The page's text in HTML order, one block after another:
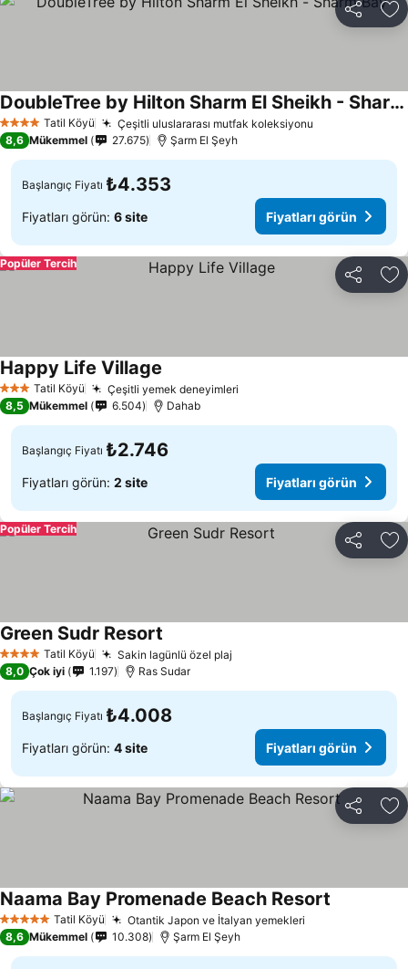
Paylaş
4 Yıldız Tatil Köyü Çeşitli uluslararası mutfak koleksiyonu
DoubleTree by Hilton Sharm El Sheikh - Sharm Bay
8,6 Mükemmel 27.675 Şarm El Şeyh
Başlangıç Fiyatı ₺4.353
Fiyatları görün: 6 site Fiyatları görün
Paylaş
Popüler Tercih
3 YıldızTatil Köyü Çeşitli yemek deneyimleri
Happy Life Village
8,5 Mükemmel 6.504 Dahab
Başlangıç Fiyatı ₺2.746
Fiyatları görün: 2 site Fiyatları görün
Paylaş
Popüler Tercih
4 Yıldız Tatil Köyü Sakin lagünlü özel plaj
Green Sudr Resort
8,0 Çok iyi 1.197 Ras Sudar
Başlangıç Fiyatı ₺4.008
Fiyatları görün: 4 site Fiyatları görün
Paylaş
5 Yıldız Tatil Köyü Otantik Japon ve İtalyan yemekleri
Naama Bay Promenade Beach Resort
8,6 Mükemmel 10.308 Şarm El Şeyh